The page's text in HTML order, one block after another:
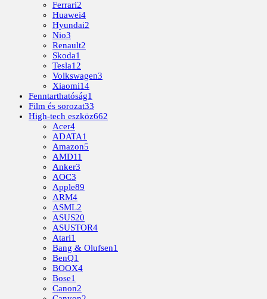
Ferrari2
Huawei4
Hyundai2
Nio3
Renault2
Skoda1
Tesla12
Volkswagen3
Xiaomi14
Fenntarthatóság1
Film és sorozat33
High-tech eszköz662
Acer4
ADATA1
Amazon5
AMD11
Anker3
AOC3
Apple89
ARM4
ASML2
ASUS20
ASUSTOR4
Atari1
Bang & Olufsen1
BenQ1
BOOX4
Bose1
Canon2